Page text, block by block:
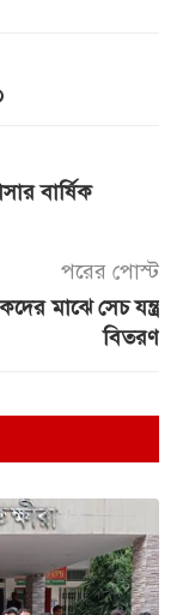
বার্ষিক
পরের পোস্ট
মাঝে সেচ যন্ত্র
বিতরণ